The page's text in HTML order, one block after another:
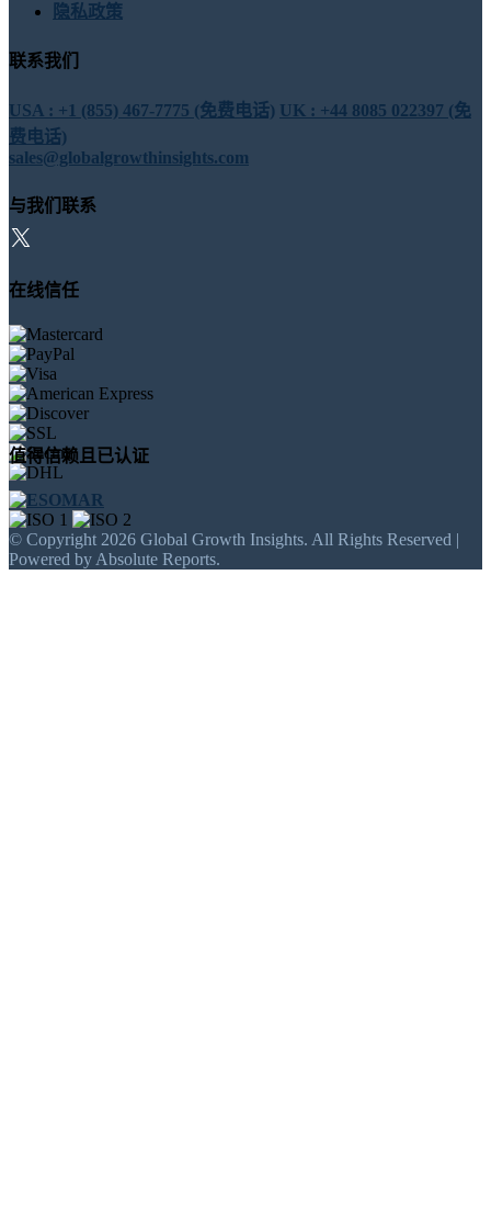
隐私政策
联系我们
USA : +1 (855) 467-7775 (免费电话) UK : +44 8085 022397 (免
费电话)
sales@globalgrowthinsights.com
与我们联系
在线信任
值得信赖且已认证
© Copyright 2026 Global Growth Insights. All Rights Reserved |
Powered by Absolute Reports.